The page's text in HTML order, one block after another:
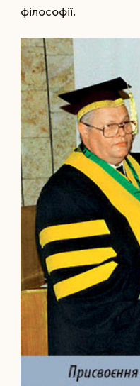
філософії.